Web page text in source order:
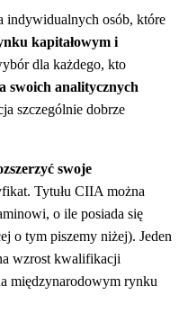
indywidualnych osób, które
kapitałowym i
dla każdego, kto
swoich analitycznych
szczególnie dobrze
swoje
Tytułu CIIA można
o ile posiada się
o tym piszemy niżej). Jeden
wzrost kwalifikacji
międzynarodowym rynku